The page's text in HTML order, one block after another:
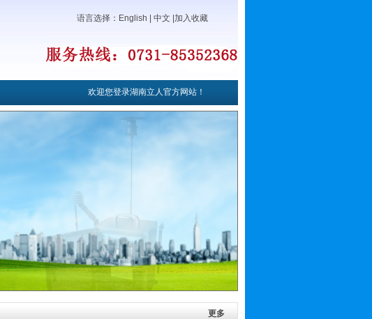
语言选择： English 中文 加入收藏
欢迎您登录湖南立人官方网站！
更多